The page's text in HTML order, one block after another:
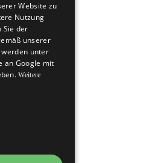
Website zu
Nutzung
Sie der
unserer
werden unter
an Google mit
Weitere